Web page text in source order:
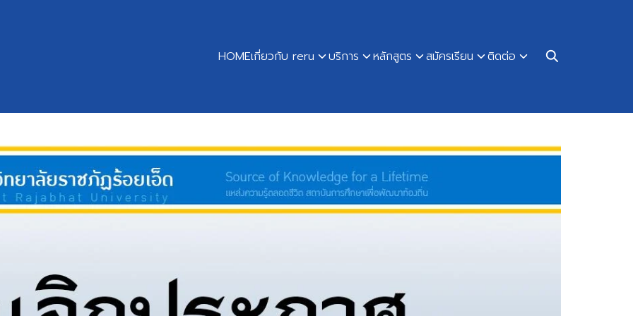
HOMEเกี่ยวกับ reru บริการ หลักสูตร สมัครเรียน ติดต่อ